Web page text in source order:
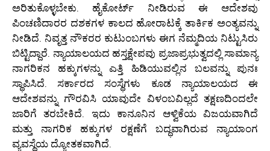
ಅರಿತುಕೊಳ್ಳಬೇಕು. ಹೈಕೋರ್ಟ್ ನೀಡಿರುವ ಈ ಆದೇಶವು
ಪಿಂಚಣಿದಾರರ ದಶಕಗಳ ಕಾಲದ ಹೋರಾಟಕ್ಕೆ ತಾರ್ಕಿಕ ಅಂತ್ಯವನ್ನು
ನೀಡಿದೆ. ನಿವೃತ್ತ ನೌಕರರ ಕುಟುಂಬಗಳು ಈಗ ನೆಮ್ಮದಿಯ ನಿಟ್ಟುಸಿರು
ಬಿಟ್ಟಿದ್ದಾರೆ. ನ್ಯಾಯಾಲಯದ ಹಸ್ತಕ್ಷೇಪವು ಪ್ರಜಾಪ್ರಭುತ್ವದಲ್ಲಿ ಸಾಮಾನ್ಯ
ನಾಗರಿಕನ ಹಕ್ಕುಗಳನ್ನು ಎತ್ತಿ ಹಿಡಿಯುವಲ್ಲಿನ ಬಲವನ್ನು ಪುನಃ
ಸ್ಥಾಪಿಸಿದೆ. ಸರ್ಕಾರದ ಸಂಸ್ಥೆಗಳು ಕೂಡ ನ್ಯಾಯಾಲಯದ ಈ
ಆದೇಶವನ್ನು ಗೌರವಿಸಿ ಯಾವುದೇ ವಿಳಂಬವಿಲ್ಲದೆ ತಕ್ಷಣದಿಂದಲೇ
ಜಾರಿಗೆ ತರಬೇಕಿದೆ. ಇದು ಕಾನೂನಿನ ಆಳ್ವಿಕೆಯ ವಿಜಯವಾಗಿದೆ
ಮತ್ತು ನಾಗರಿಕ ಹಕ್ಕುಗಳ ರಕ್ಷಣೆಗೆ ಬದ್ಧವಾಗಿರುವ ನ್ಯಾಯಾಂಗ
ವ್ಯವಸ್ಥೆಯ ದ್ಯೋತಕವಾಗಿದೆ.